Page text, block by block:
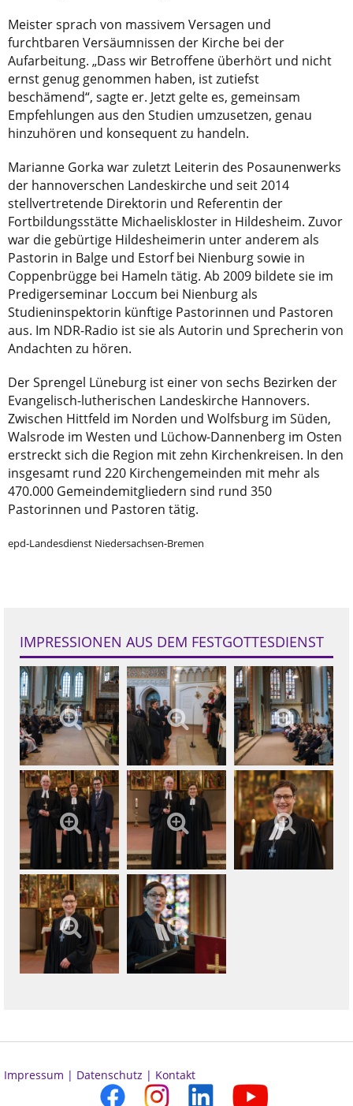
Meister sprach von massivem Versagen und
furchtbaren Versäumnissen der Kirche bei der
Aufarbeitung. „Dass wir Betroffene überhört und nicht
ernst genug genommen haben, ist zutiefst
beschämend“, sagte er. Jetzt gelte es, gemeinsam
Empfehlungen aus den Studien umzusetzen, genau
hinzuhören und konsequent zu handeln.
Marianne Gorka war zuletzt Leiterin des Posaunenwerks
der hannoverschen Landeskirche und seit 2014
stellvertretende Direktorin und Referentin der
Fortbildungsstätte Michaeliskloster in Hildesheim. Zuvor
war die gebürtige Hildesheimerin unter anderem als
Pastorin in Balge und Estorf bei Nienburg sowie in
Coppenbrügge bei Hameln tätig. Ab 2009 bildete sie im
Predigerseminar Loccum bei Nienburg als
Studieninspektorin künftige Pastorinnen und Pastoren
aus. Im NDR-Radio ist sie als Autorin und Sprecherin von
Andachten zu hören.
Der Sprengel Lüneburg ist einer von sechs Bezirken der
Evangelisch-lutherischen Landeskirche Hannovers.
Zwischen Hittfeld im Norden und Wolfsburg im Süden,
Walsrode im Westen und Lüchow-Dannenberg im Osten
erstreckt sich die Region mit zehn Kirchenkreisen. In den
insgesamt rund 220 Kirchengemeinden mit mehr als
470.000 Gemeindemitgliedern sind rund 350
Pastorinnen und Pastoren tätig.
epd-Landesdienst Niedersachsen-Bremen
IMPRESSIONEN AUS DEM FESTGOTTESDIENST
Impressum | Datenschutz | Kontakt